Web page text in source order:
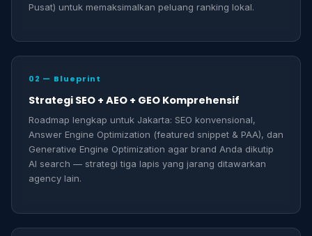
Pusat) untuk memaksimalkan peluang ranking lokal.
02 — Blueprint
Strategi SEO + AEO + GEO Komprehensif
Roadmap lengkap untuk Jakarta: SEO konvensional,
Answer Engine Optimization (featured snippet & PAA), dan
Generative Engine Optimization agar brand Anda dikutip
AI search — strategi tiga lapis yang jarang ditawarkan
agency lain.